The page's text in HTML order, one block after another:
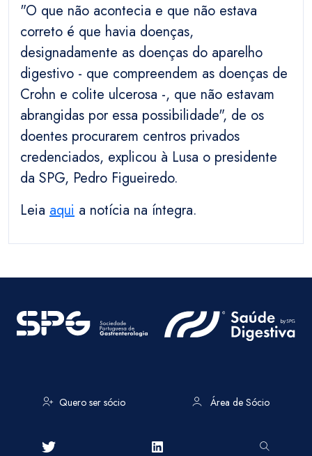
"O que não acontecia e que não estava
correto é que havia doenças,
designadamente as doenças do aparelho
digestivo - que compreendem as doenças de
Crohn e colite ulcerosa -, que não estavam
abrangidas por essa possibilidade", de os
doentes procurarem centros privados
credenciados, explicou à Lusa o presidente
da SPG, Pedro Figueiredo.
Leia aqui a notícia na íntegra.
Quero ser sócio Área de Sócio